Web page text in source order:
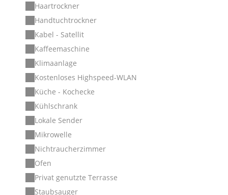
Haartrockner
Handtuchtrockner
Kabel - Satellit
Kaffeemaschine
Klimaanlage
Kostenloses Highspeed-WLAN
Küche - Kochecke
Kühlschrank
Lokale Sender
Mikrowelle
Nichtraucherzimmer
Ofen
Privat genutzte Terrasse
Staubsauger